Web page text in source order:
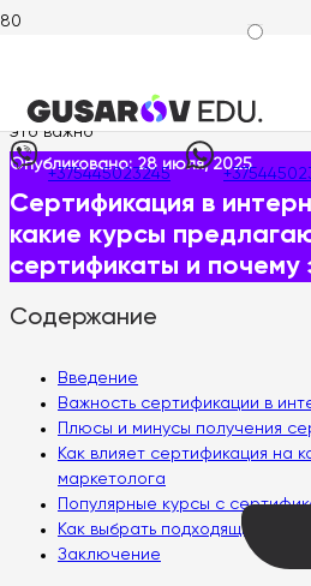
+375445023245
какие курсы предлагают
это важно
Опубликовано:28 июля, 2025
Сертификация в
какие курсы
сертификаты и почему
Содержание
Введение
Важность сертификации в
Плюсы и минусы получения
Как влияет сертификация на
маркетолога
Популярные курсы с
Как выбрать подходящий курс?
Заключение